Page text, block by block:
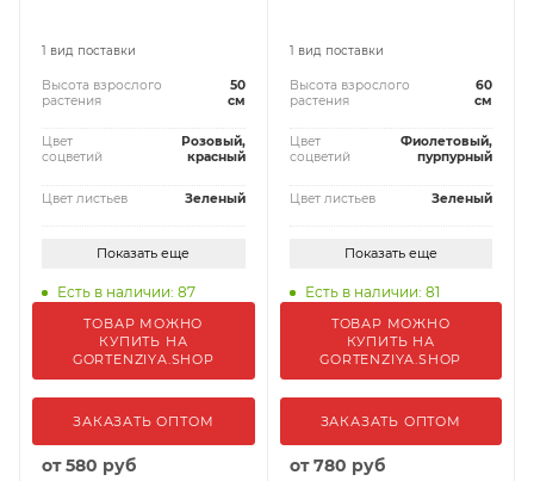
1 вид поставки
Высота взрослого
растения
50
см
Цвет
соцветий
Розовый,
красный
Цвет листьев Зеленый
Показать еще
Есть в наличии: 87
ТОВАР МОЖНО
КУПИТЬ НА
GORTENZIYA.SHOP
ЗАКАЗАТЬ ОПТОМ
от580 руб
1 вид поставки
Высота взрослого
растения
60
см
Цвет
соцветий
Фиолетовый,
пурпурный
Цвет листьев Зеленый
Показать еще
Есть в наличии: 81
ТОВАР МОЖНО
КУПИТЬ НА
GORTENZIYA.SHOP
ЗАКАЗАТЬ ОПТОМ
от780 руб